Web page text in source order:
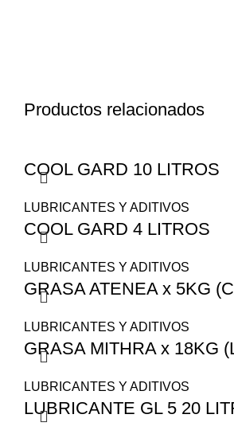
Productos relacionados
COOL GARD 10 LITROS
LUBRICANTES Y ADITIVOS
COOL GARD 4 LITROS
LUBRICANTES Y ADITIVOS
GRASA ATENEA x 5KG
LUBRICANTES Y ADITIVOS
GRASA MITHRA x 18KG
LUBRICANTES Y ADITIVOS
LUBRICANTE GL 5 20